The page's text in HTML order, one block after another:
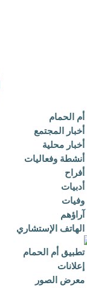
أم الحمام
أخبار المجتمع
أخبار محلية
أنشطة وفعاليات
أفراح
أدبيات
وفيات
آراؤهم
الهاتف الإستشاري
تطبيق أم الحمام
إعلانات
معرض الصور